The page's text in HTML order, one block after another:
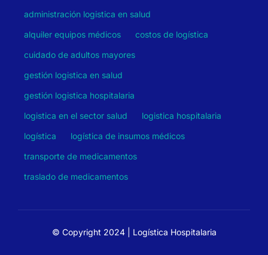
administración logistica en salud
alquiler equipos médicos
costos de logística
cuidado de adultos mayores
gestión logistica en salud
gestión logistica hospitalaria
logistica en el sector salud
logistica hospitalaria
logística
logística de insumos médicos
transporte de medicamentos
traslado de medicamentos
© Copyright 2024 | Logística Hospitalaria